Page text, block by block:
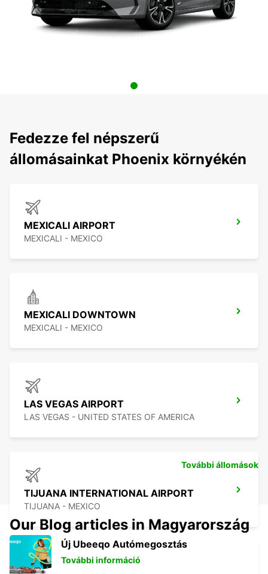
Fedezze fel népszerű
állomásainkat Phoenix környékén
MEXICALI AIRPORT
MEXICALI - MEXICO
MEXICALI DOWNTOWN
MEXICALI - MEXICO
LAS VEGAS AIRPORT
LAS VEGAS - UNITED STATES OF AMERICA
TIJUANA INTERNATIONAL AIRPORT
TIJUANA - MEXICO
További állomások
Our Blog articles in Magyarország
Új Ubeeqo Autómegosztás
További információ